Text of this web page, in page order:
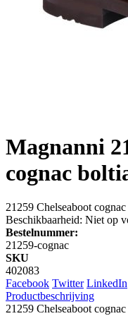
Magnanni
cognac
21259 Chelseaboot
Beschikbaarheid: Niet op
Bestelnummer:
21259-cognac
SKU
402083
Facebook Twitter LinkedIn
Productbeschrijving
21259 Chelseaboot